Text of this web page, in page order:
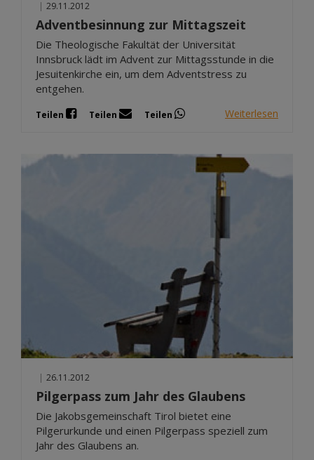
| 29.11.2012
Adventbesinnung zur Mittagszeit
Die Theologische Fakultät der Universität
Innsbruck lädt im Advent zur Mittagsstunde in die
Jesuitenkirche ein, um dem Adventstress zu
entgehen.
Teilen Teilen Teilen Weiterlesen
| 26.11.2012
Pilgerpass zum Jahr des Glaubens
Die Jakobsgemeinschaft Tirol bietet eine
Pilgerurkunde und einen Pilgerpass speziell zum
Jahr des Glaubens an.